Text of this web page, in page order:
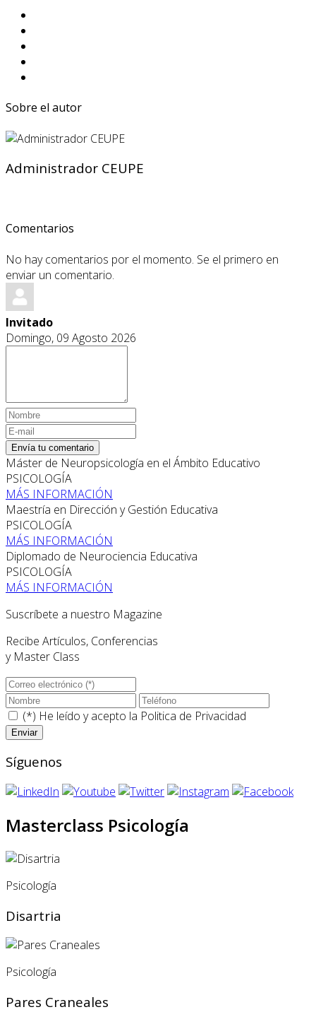
Sobre el autor
Administrador CEUPE
Comentarios
No hay comentarios por el momento. Se el primero en
enviar un comentario.
Invitado
Domingo, 09 Agosto 2026
Envía tu comentario
Máster de Neuropsicología en el Ámbito Educativo
PSICOLOGÍA
MÁS INFORMACIÓN
Maestría en Dirección y Gestión Educativa
PSICOLOGÍA
MÁS INFORMACIÓN
Diplomado de Neurociencia Educativa
PSICOLOGÍA
MÁS INFORMACIÓN
Suscríbete a nuestro Magazine
Recibe Artículos, Conferencias
y Master Class
(*) He leído y acepto la Politica de Privacidad
Síguenos
Masterclass Psicología
Psicología
Disartria
Psicología
Pares Craneales